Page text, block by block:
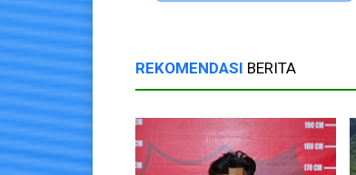
REKOMENDASI BERITA